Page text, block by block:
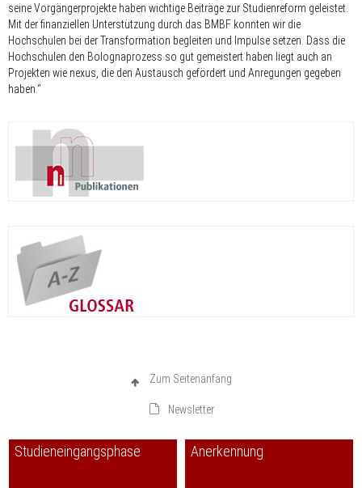
seine Vorgängerprojekte haben wichtige Beiträge zur Studienreform geleistet.
Mit der finanziellen Unterstützung durch das BMBF konnten wir die
Hochschulen bei der Transformation begleiten und Impulse setzen. Dass die
Hochschulen den Bolognaprozess so gut gemeistert haben liegt auch an
Projekten wie nexus, die den Austausch gefördert und Anregungen gegeben
haben.“
Zum Seitenanfang
Newsletter
Studieneingangsphase Anerkennung